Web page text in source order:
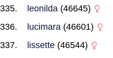
leonilda (46645)
lucimara (46601)
lissette (46544)